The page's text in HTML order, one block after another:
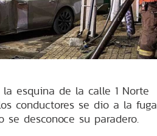
esquina de la calle 1 Norte
conductores se dio a la fuga
desconoce su paradero.